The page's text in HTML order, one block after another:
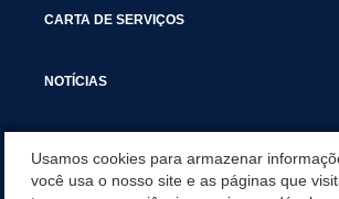
CARTA DE SERVIÇOS
NOTÍCIAS
Usamos cookies para armazenar
você usa o nosso site e as páginas que